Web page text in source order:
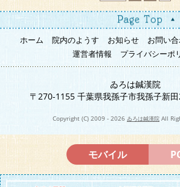
ホーム 院内のようす お知らせ お問い
運営者情報
プライバシーポ
ゐろは鍼漢院
〒270-1155 千葉県我孫子市我孫子新
Copyright (C) 2009 - 2026 ゐろは鍼漢院 All
モバイル